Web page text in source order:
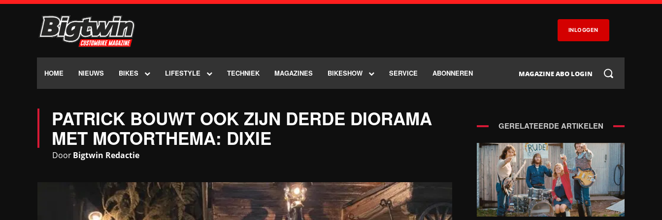
INLOGGEN
HOME NIEUWS BIKES LIFESTYLE TECHNIEK MAGAZINES BIKESHOW SERVICE ABONNEREN MAGAZINE ABO LOGIN
PATRICK BOUWT OOK ZIJN DERDE DIORAMA
MET MOTORTHEMA: DIXIE
DoorBigtwin Redactie
GERELATEERDE ARTIKELEN